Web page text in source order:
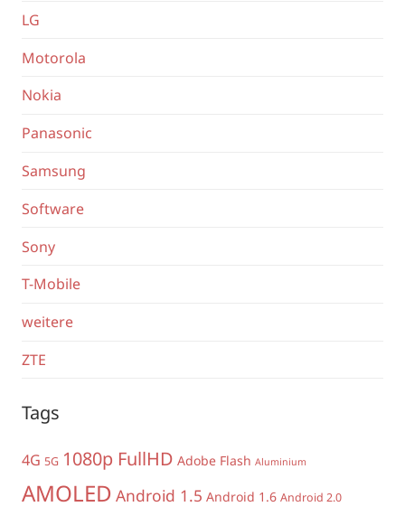
LG
Motorola
Nokia
Panasonic
Samsung
Software
Sony
T-Mobile
weitere
ZTE
Tags
4G 5G 1080p FullHD Adobe Flash Aluminium
AMOLED Android 1.5 Android 1.6 Android 2.0